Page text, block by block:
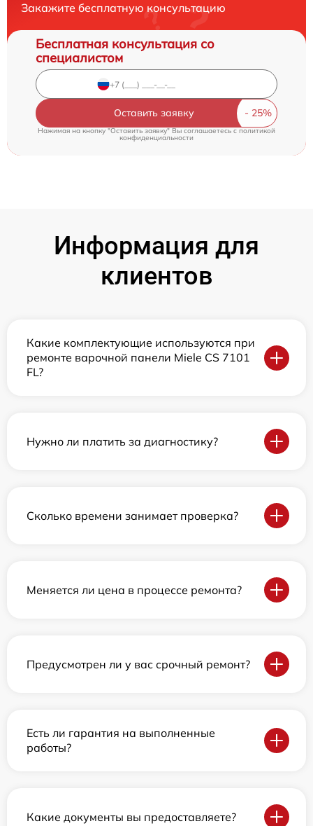
Закажите бесплатную консультацию
Бесплатная консультация со
специалистом
Оставить заявку
Нажимая на кнопку "Оставить заявку" Вы соглашаетесь cполитикой
конфиденциальности
Информация для
клиентов
Какие комплектующие используются при
ремонте варочной панели Miele CS 7101
FL?
Нужно ли платить за диагностику?
Сколько времени занимает проверка?
Меняется ли цена в процессе ремонта?
Предусмотрен ли у вас срочный ремонт?
Есть ли гарантия на выполненные
работы?
Какие документы вы предоставляете?